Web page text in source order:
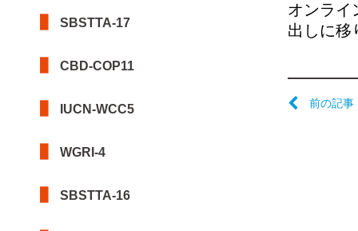
SBSTTA-17
CBD-COP11
IUCN-WCC5
WGRI-4
SBSTTA-16
オンライ
出しに移
前の記事